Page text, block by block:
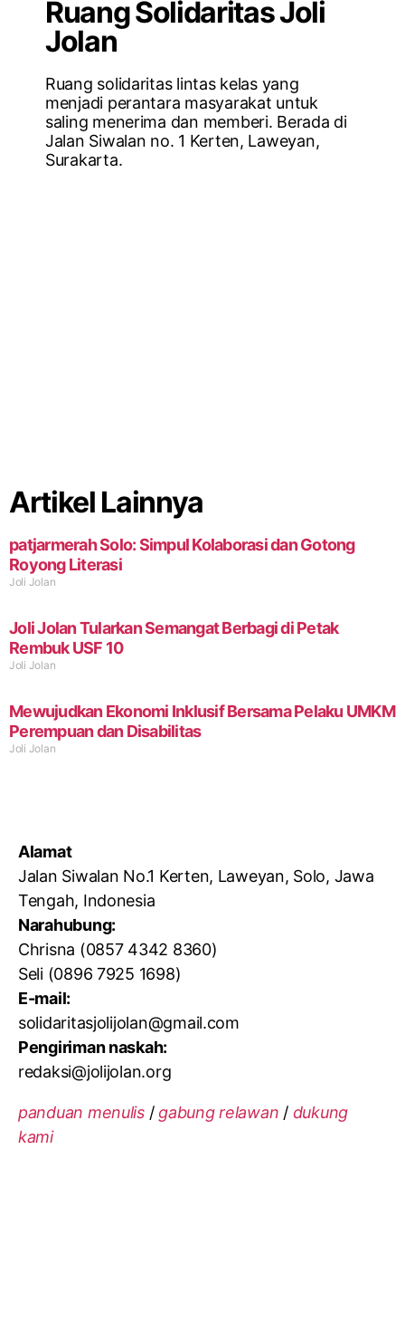
Ruang Solidaritas Joli
Jolan
Ruang solidaritas lintas kelas yang
menjadi perantara masyarakat untuk
saling menerima dan memberi. Berada di
Jalan Siwalan no. 1 Kerten, Laweyan,
Surakarta.
Artikel Lainnya
patjarmerah Solo: Simpul Kolaborasi dan Gotong
Royong Literasi
Joli Jolan
Joli Jolan Tularkan Semangat Berbagi di Petak
Rembuk USF 10
Joli Jolan
Mewujudkan Ekonomi Inklusif Bersama Pelaku UMKM
Perempuan dan Disabilitas
Joli Jolan
Alamat
Jalan Siwalan No.1 Kerten, Laweyan, Solo, Jawa
Tengah, Indonesia
Narahubung:
Chrisna (0857 4342 8360)
Seli (0896 7925 1698)
E-mail:
solidaritasjolijolan@gmail.com
Pengiriman naskah:
redaksi@jolijolan.org
panduan menulis/ gabung relawan / dukung
kami